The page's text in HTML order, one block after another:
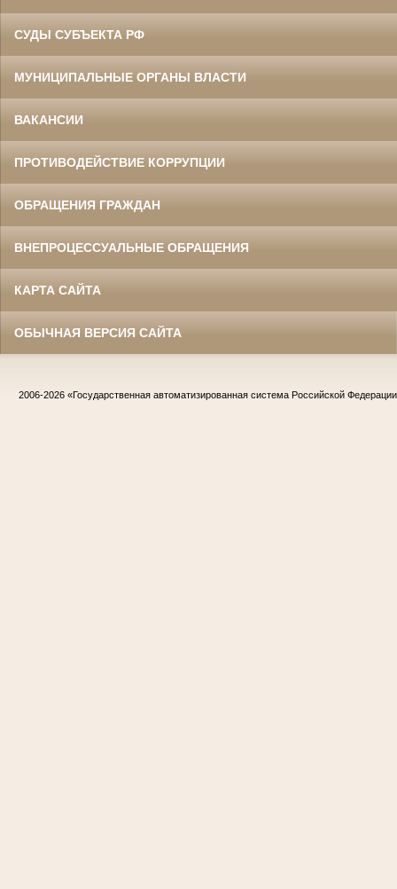
СУДЫ СУБЪЕКТА РФ
МУНИЦИПАЛЬНЫЕ ОРГАНЫ ВЛАСТИ
ВАКАНСИИ
ПРОТИВОДЕЙСТВИЕ КОРРУПЦИИ
ОБРАЩЕНИЯ ГРАЖДАН
ВНЕПРОЦЕССУАЛЬНЫЕ ОБРАЩЕНИЯ
КАРТА САЙТА
ОБЫЧНАЯ ВЕРСИЯ САЙТА
2006-2026 «Государственная автоматизированная система Российской